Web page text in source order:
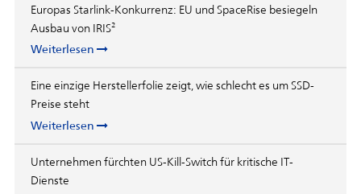
Europas Starlink-Konkurrenz: EU und SpaceRise besiegeln
Ausbau von IRIS²
Weiterlesen
Eine einzige Herstellerfolie zeigt, wie schlecht es um SSD-
Preise steht
Weiterlesen
Unternehmen fürchten US-Kill-Switch für kritische IT-
Dienste